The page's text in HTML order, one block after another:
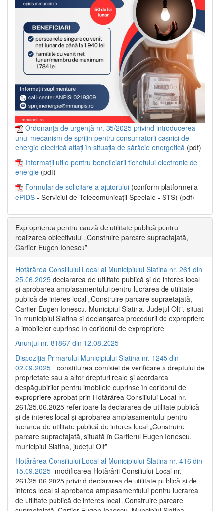
Ordonanța de urgență nr. 35/2025 privind introducerea
unui mecanism de sprijin pentru consumatorii casnici de
energie electrică aflați în situația de sărăcie energetică (pdf)
Informații utile pentru beneficiarii tichetului electronic de
energie (pdf)
Formular de solicitare a ajutorului (conform platformei a
ePIDS - Serviciul de Telecomunicații Speciale - STS) (pdf)
Exproprierea pentru cauză de utilitate publică pentru
realizarea obiectivului „Construire parcare supraetajată,
Cartier Eugen Ionescu”
Hotărârea Consiliului Local al Municipiului Slatina nr. 261 din
25.06.2025 declararea de utilitate publică și de interes local
și aprobarea amplasamentului pentru lucrarea de utilitate
publică de interes local „Construire parcare supraetajată,
Cartier Eugen Ionescu, Municipiul Slatina, Județul Olt”, situat
în municipiul Slatina și declanșarea procedurii de expropriere
a imobilelor cuprinse în coridorul de expropriere
Anunțul nr. 81867 din 12.08.2025
Dispoziția Primarului Municipiului Slatina nr. 1245 din
02.09.2025 - constituirea comisiei de verificare a dreptului de
proprietate sau a altor drepturi reale și acordarea
despăgubirilor pentru imobilele cuprinse în coridorul de
expropriere aprobat prin Hotărârea Consiliului Local nr.
261/25.06.2025 referitoare la declararea de utilitate publică
și de interes local și aprobarea amplasamentului pentru
lucrarea de utilitate publică de interes local „Construire
parcare supraetajată, situată în Cartierul Eugen Ionescu,
municipiul Slatina, județul Olt”
Hotărârea Consiliului Local al Municipiului Slatina nr. 416 din
15.09.2025- modificarea Hotărârii Consiliului Local nr.
261/25.06.2025 privind declararea de utilitate publică și de
interes local și aprobarea amplasamentului pentru lucrarea
de utilitate publică de interes local „Construire parcare